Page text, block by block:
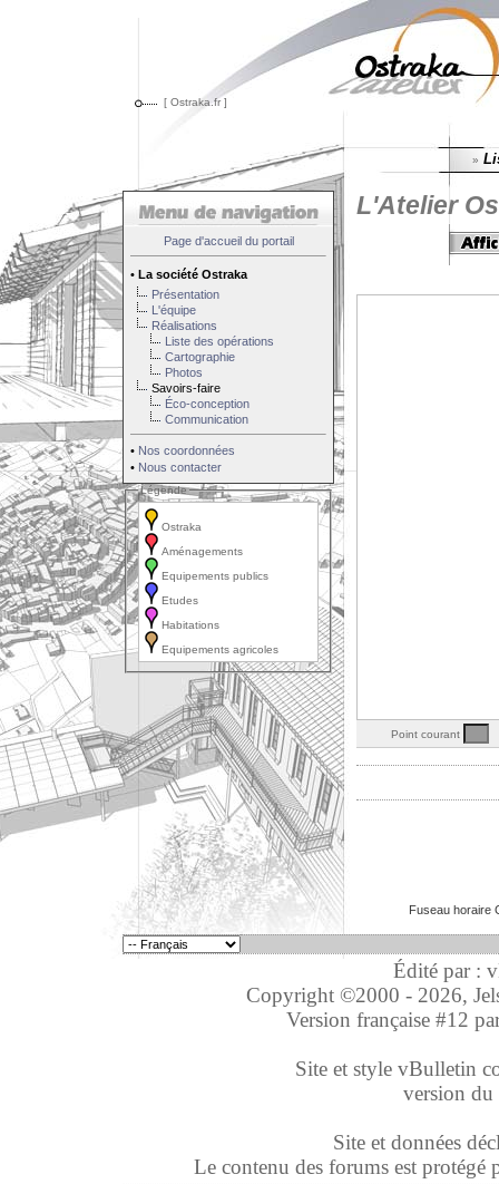
[ Ostraka.fr ]
»
Page d'accueil du portail
• La société Ostraka
Présentation
L'équipe
Réalisations
Liste des opérations
Cartographie
Photos
Savoirs-faire
Éco-conception
Communication
• Nos coordonnées
• Nous contacter
Légende
Ostraka
Aménagements
Equipements publics
Etudes
Habitations
Equipements agricoles
L'Atelier
Point courant
Fuseau horaire
Édité par :
Copyright ©2000 - 2026,
Version française #12
Site et style vBulletin
version
Site et données
Le contenu des forums est protégé